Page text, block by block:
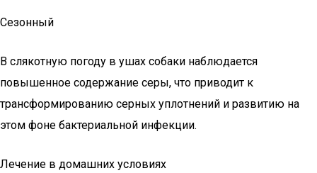
Сезонный
В слякотную погоду в ушах собаки наблюдается
повышенное содержание серы, что приводит к
трансформированию серных уплотнений и развитию на
этом фоне бактериальной инфекции.
Лечение в домашних условиях